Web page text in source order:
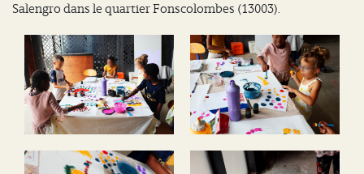
Salengro dans le quartier Fonscolombes (13003).